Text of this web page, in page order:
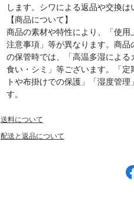
します。シワによる返品や交換は
【商品について】
商品の素材や特性により、「使
注意事項」等が異なります。商
の保管時では、「高温多湿によ
食い・シミ」等ございます。「
トや布掛けでの保護」「湿度管
す。
送料について
配送と返品について